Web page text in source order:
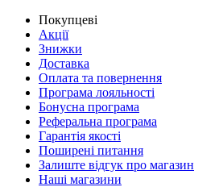
Покупцеві
Акції
Знижки
Доставка
Оплата та повернення
Програма лояльності
Бонусна програма
Реферальна програма
Гарантія якості
Поширені питання
Залиште відгук про магазин
Наші магазини